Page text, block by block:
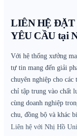
LIÊN HỆ ĐẶT
YÊU CẦU tại
Với hệ thống xưởng
tự tin mang đến giải
chuyên nghiệp cho
chỉ tập trung vào chất
cùng doanh nghiệp
chu, đồng bộ và khác
Liên hệ với Nhị Hồ